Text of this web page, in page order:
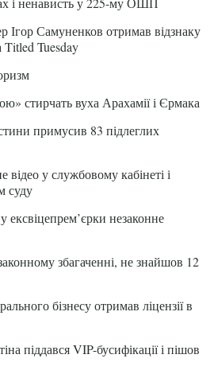
Ігор Самуненков отримав відзнаку
Titled Tuesday
стирчать вуха Арахамії і Єрмака
примусив 83 підлеглих
відео у службовому кабінеті і
суду
незаконне
збагаченні, не знайшов 12
бізнесу отримав ліцензії в
піддався VIP-бусифікації і пішов